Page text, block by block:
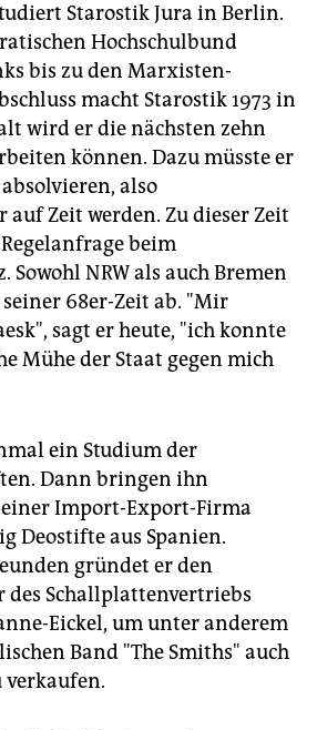
Starostik Jura in Berlin.
Hochschulbund
bis zu den Marxisten-
macht Starostik 1973 in
wird er die nächsten zehn
können. Dazu müsste er
also
auf Zeit werden. Zu dieser Zeit
beim
Sowohl NRW als auch Bremen
68er-Zeit ab. "Mir
sagt er heute, "ich konnte
Mühe der Staat gegen mich
ein Studium der
Dann bringen ihn
Import-Export-Firma
Deostifte aus Spanien.
gründet er den
des Schallplattenvertriebs
Eickel, um unter anderem
Band "The Smiths" auch
verkaufen.